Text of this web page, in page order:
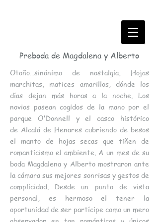
Preboda de Magdalena y Alberto
Otoño…sinónimo de nostalgia, Hojas
marchitas, matices amarillos, dónde los
días dejan más horas a la noche. Los
novios pasean cogidos de la mano por el
parque O'Donnell y el casco histórico
de Alcalá de Henares cubriendo de besos
el manto de hojas secas que tiñen de
romanticismo el ambiente. A un mes de su
boda Magdalena y Alberto mostraron ante
la cámara sus mejores sonrisas y gestos de
complicidad. Desde un punto de vista
personal, es hermoso el tener la
oportunidad de ser partícipe como un mero